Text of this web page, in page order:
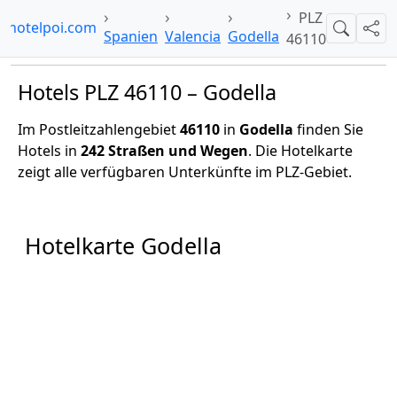
hotelpoi.com Spanien Valencia Godella
PLZ
46110
Suche
Hotels PLZ 46110 – Godella
Im Postleitzahlengebiet46110 in Godella finden Sie
Hotels in 242 Straßen und Wegen. Die Hotelkarte
zeigt alle verfügbaren Unterkünfte im PLZ-Gebiet.
Hotelkarte Godella